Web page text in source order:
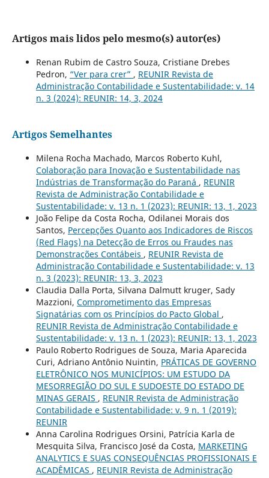
Artigos mais lidos pelo mesmo(s) autor(es)
Renan Rubim de Castro Souza, Cristiane Drebes
Pedron, “Ver para crer” , REUNIR Revista de
Administração Contabilidade e Sustentabilidade: v. 14
n. 3 (2024): REUNIR: 14, 3, 2024
Artigos Semelhantes
Milena Rocha Machado, Marcos Roberto Kuhl,
Colaboração para Inovação e Sustentabilidade nas
Indústrias de Transformação do Paraná , REUNIR
Revista de Administração Contabilidade e
Sustentabilidade: v. 13 n. 1 (2023): REUNIR: 13, 1, 2023
João Felipe da Costa Rocha, Odilanei Morais dos
Santos, Percepções Quanto aos Indicadores de Riscos
(Red Flags) na Detecção de Erros ou Fraudes nas
Demonstrações Contábeis , REUNIR Revista de
Administração Contabilidade e Sustentabilidade: v. 13
n. 3 (2023): REUNIR: 13, 3, 2023
Claudia Dalla Porta, Silvana Dalmutt kruger, Sady
Mazzioni, Comprometimento das Empresas
Signatárias com os Princípios do Pacto Global ,
REUNIR Revista de Administração Contabilidade e
Sustentabilidade: v. 13 n. 1 (2023): REUNIR: 13, 1, 2023
Paulo Roberto Rodrigues de Souza, Maria Aparecida
Curi, Adriano Antônio Nuintin, PRÁTICAS DE GOVERNO
ELETRÔNICO NOS MUNICÍPIOS: UM ESTUDO DA
MESORREGIÃO DO SUL E SUDOESTE DO ESTADO DE
MINAS GERAIS , REUNIR Revista de Administração
Contabilidade e Sustentabilidade: v. 9 n. 1 (2019):
REUNIR
Anna Carolina Rodrigues Orsini, Patrícia Karla de
Mesquita Silva, Francisco José da Costa, MARKETING
ANALYTICS E SUAS CONSEQUÊNCIAS PROFISSIONAIS E
ACADÊMICAS , REUNIR Revista de Administração